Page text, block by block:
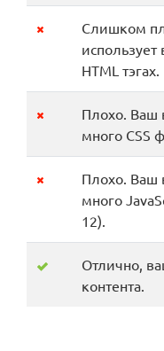
Слишком
использует
HTML тэгах.
Плохо. Ваш
много CSS
Плохо. Ваш
много
12).
Отлично,
контента.